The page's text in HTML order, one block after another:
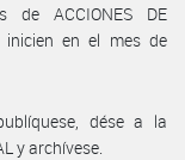
de ACCIONES DE
inicien en el mes de
dése a la
y archívese.